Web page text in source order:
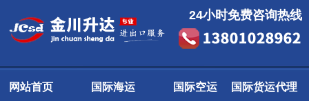
24小时免费咨询热线
网站首页 国际海运 国际空运
国际货运代理